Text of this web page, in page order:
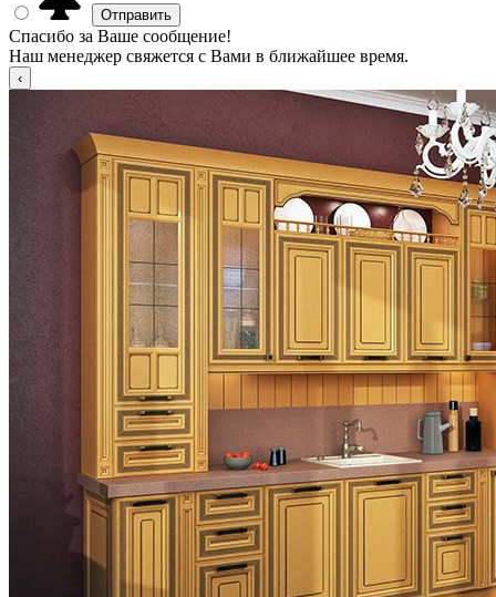
Спасибо за Ваше сообщение!
Наш менеджер свяжется с Вами в ближайшее время.